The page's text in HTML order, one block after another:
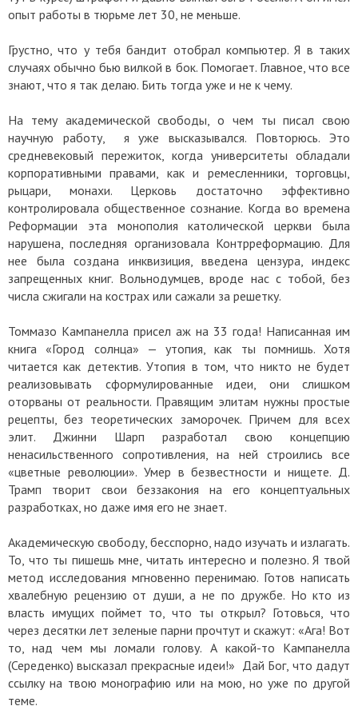
опыт работы в тюрьме лет 30, не меньше.
Грустно, что у тебя бандит отобрал компьютер. Я в таких
случаях обычно бью вилкой в бок. Помогает. Главное, что все
знают, что я так делаю. Бить тогда уже и не к чему.
На тему академической свободы, о чем ты писал свою
научную работу, я уже высказывался. Повторюсь. Это
средневековый пережиток, когда университеты обладали
корпоративными правами, как и ремесленники, торговцы,
рыцари, монахи. Церковь достаточно эффективно
контролировала общественное сознание. Когда во времена
Реформации эта монополия католической церкви была
нарушена, последняя организовала Контрреформацию. Для
нее была создана инквизиция, введена цензура, индекс
запрещенных книг. Вольнодумцев, вроде нас с тобой, без
числа сжигали на кострах или сажали за решетку.
Томмазо Кампанелла присел аж на 33 года! Написанная им
книга «Город солнца» — утопия, как ты помнишь. Хотя
читается как детектив. Утопия в том, что никто не будет
реализовывать сформулированные идеи, они слишком
оторваны от реальности. Правящим элитам нужны простые
рецепты, без теоретических заморочек. Причем для всех
элит. Джинни Шарп разработал свою концепцию
ненасильственного сопротивления, на ней строились все
«цветные революции». Умер в безвестности и нищете. Д.
Трамп творит свои беззакония на его концептуальных
разработках, но даже имя его не знает.
Академическую свободу, бесспорно, надо изучать и излагать.
То, что ты пишешь мне, читать интересно и полезно. Я твой
метод исследования мгновенно перенимаю. Готов написать
хвалебную рецензию от души, а не по дружбе. Но кто из
власть имущих поймет то, что ты открыл? Готовься, что
через десятки лет зеленые парни прочтут и скажут: «Ага! Вот
то, над чем мы ломали голову. А какой-то Кампанелла
(Середенко) высказал прекрасные идеи!» Дай Бог, что дадут
ссылку на твою монографию или на мою, но уже по другой
теме.